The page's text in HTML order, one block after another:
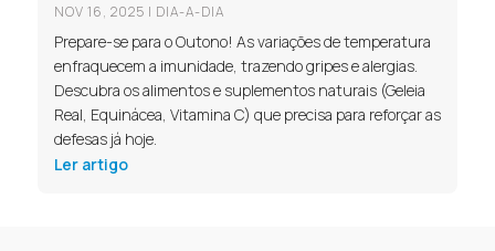
NOV 16, 2025 | DIA-A-DIA
Prepare-se para o Outono! As variações de temperatura
enfraquecem a imunidade, trazendo gripes e alergias.
Descubra os alimentos e suplementos naturais (Geleia
Real, Equinácea, Vitamina C) que precisa para reforçar as
defesas já hoje.
Ler artigo